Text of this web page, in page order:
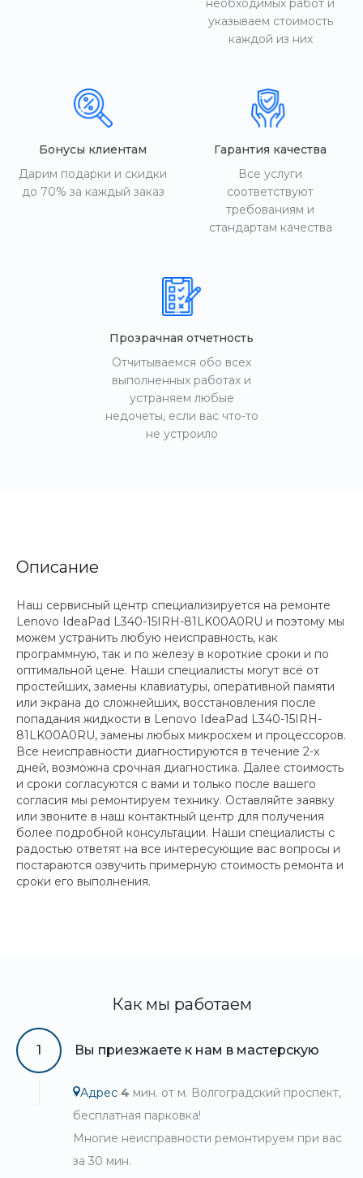
необходимых работ и
указываем стоимость
каждой из них
Бонусы клиентам
Дарим подарки и скидки
до 70% за каждый заказ
Гарантия качества
Все услуги
соответствуют
требованиям и
стандартам качества
Прозрачная отчетность
Отчитываемся обо всех
выполненных работах и
устраняем любые
недочеты, если вас что-то
не устроило
Описание
Наш сервисный центр специализируется на ремонте
Lenovo IdeaPad L340-15IRH-81LK00A0RU и поэтому мы
можем устранить любую неисправность, как
программную, так и по железу в короткие сроки и по
оптимальной цене. Наши специалисты могут всё от
простейших, замены клавиатуры, оперативной памяти
или экрана до сложнейших, восстановления после
попадания жидкости в Lenovo IdeaPad L340-15IRH-
81LK00A0RU, замены любых микросхем и процессоров.
Все неисправности диагностируются в течение 2-х
дней, возможна срочная диагностика. Далее стоимость
и сроки согласуются с вами и только после вашего
согласия мы ремонтируем технику. Оставляйте заявку
или звоните в наш контактный центр для получения
более подробной консультации. Наши специалисты с
радостью ответят на все интересующие вас вопросы и
постараются озвучить примерную стоимость ремонта и
сроки его выполнения.
Как мы работаем
1 Вы приезжаете к нам в мастерскую
Адрес 4 мин. от м. Волгоградский проспект,
бесплатная парковка!
Многие неисправности ремонтируем при вас
за 30 мин.